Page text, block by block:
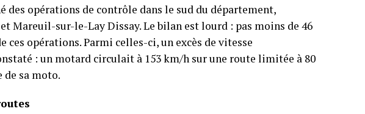
des opérations de contrôle dans le sud du département,
Mareuil-sur-le-Lay Dissay. Le bilan est lourd : pas moins de 46
ces opérations. Parmi celles-ci, un excès de vitesse
: un motard circulait à 153 km/h sur une route limitée à 80
sa moto.